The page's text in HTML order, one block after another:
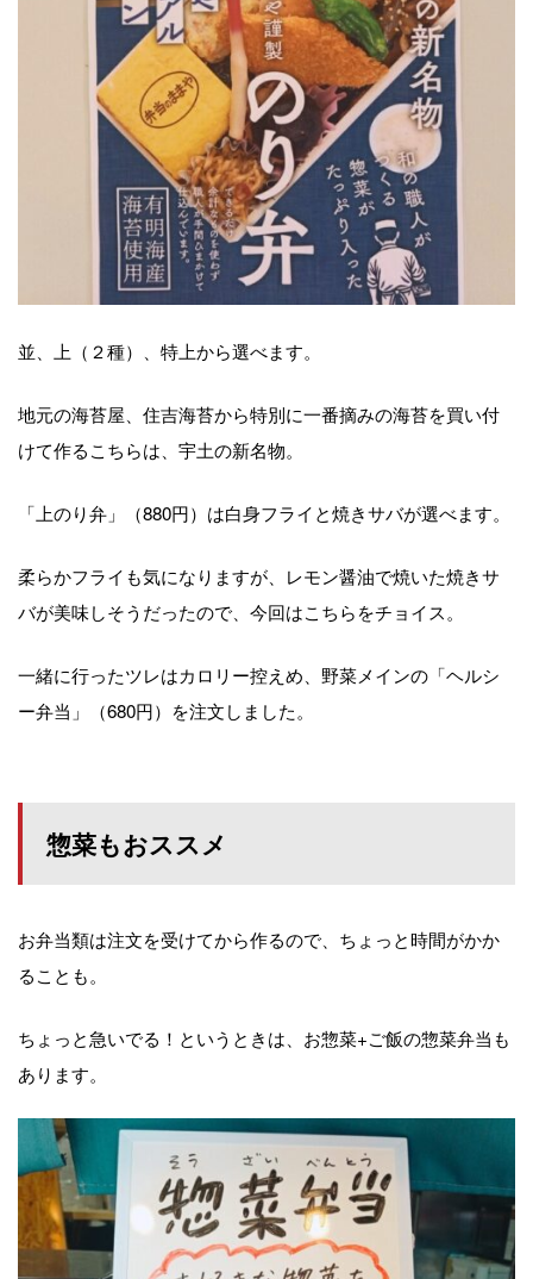
並、上（２種）、特上から選べます。
地元の海苔屋、住吉海苔から特別に一番摘みの海苔を買い付
けて作るこちらは、宇土の新名物。
「上のり弁」（880円）は白身フライと焼きサバが選べます。
柔らかフライも気になりますが、レモン醤油で焼いた焼きサ
バが美味しそうだったので、今回はこちらをチョイス。
一緒に行ったツレはカロリー控えめ、野菜メインの「ヘルシ
ー弁当」（680円）を注文しました。
惣菜もおススメ
お弁当類は注文を受けてから作るので、ちょっと時間がかか
ることも。
ちょっと急いでる！というときは、お惣菜+ご飯の惣菜弁当も
あります。